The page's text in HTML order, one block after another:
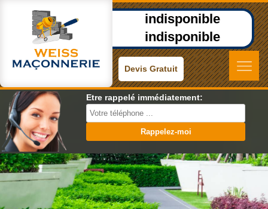
indisponible
indisponible
Devis Gratuit
Etre rappelé immédiatement: